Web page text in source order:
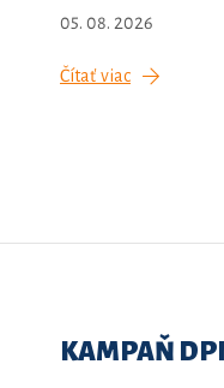
05. 08. 2026
Čítať viac
KAMPAŇ